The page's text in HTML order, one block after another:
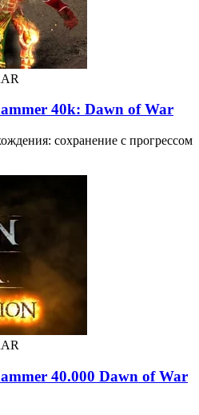
40k: Dawn of War
сохранение с прогрессом
40.000 Dawn of War